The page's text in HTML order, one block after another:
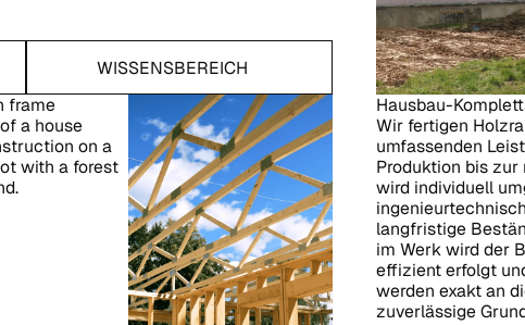
WISSENSBEREICH
Hausbau-
Wir fertigen
umfassenden
Produktion bis
wird individuell
langfristige
im Werk wird der
effizient erfolgt
werden exakt an
zuverlässige